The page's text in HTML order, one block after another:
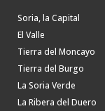
Soria, la Capital
El Valle
Tierra del Moncayo
Tierra del Burgo
La Soria Verde
La Ribera del Duero